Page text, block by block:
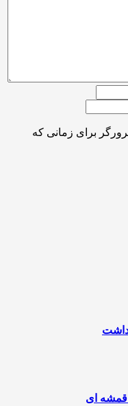
برای زمانی که
قمشه ای